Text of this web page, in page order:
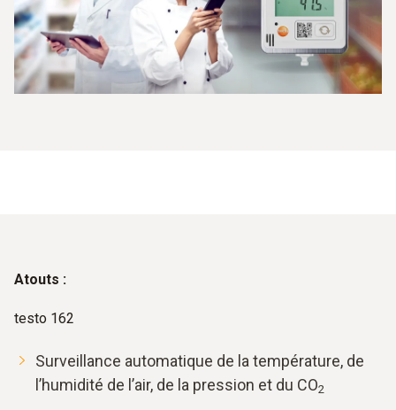
Atouts :
testo 162
Surveillance automatique de la température, de
l’humidité de l’air, de la pression et du CO2